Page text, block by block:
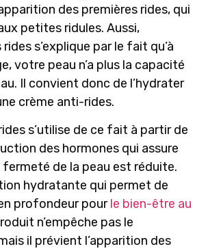
des premières rides, qui
petites ridules. Aussi,
s’explique par le fait qu’à
votre peau n’a plus la capacité
Il convient donc de l’hydrater
crème anti-rides.
s’utilise de ce fait à partir de
des hormones qui assure
fermeté de la peau est réduite.
hydratante qui permet de
profondeur pourle bien-être au
n’empêche pas le
il prévient l’apparition des